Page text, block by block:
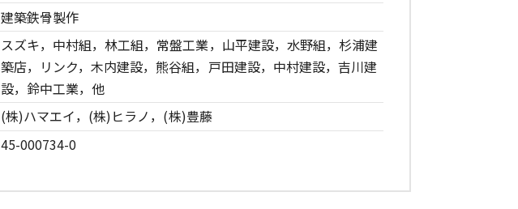
建築鉄骨製作
スズキ，中村組，林工組，常盤工業，山平建設，水野組，杉浦建
築店，リンク，木内建設，熊谷組，戸田建設，中村建設，吉川建
設，鈴中工業，他
(株)ハマエイ，(株)ヒラノ，(株)豊藤
45-000734-0